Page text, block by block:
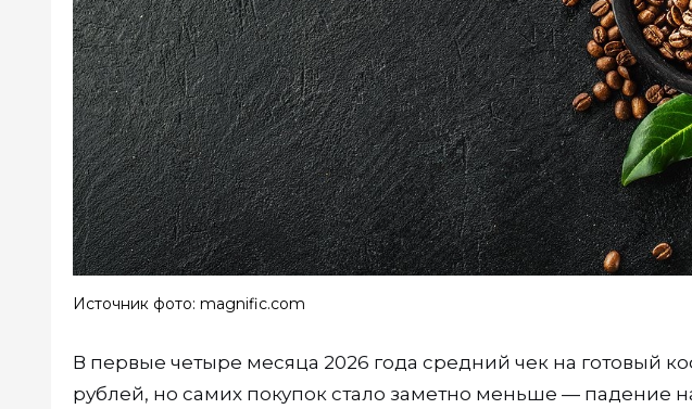
Источник фото: magnific.com
В первые четыре месяца 2026 года средний чек на готовый
рублей, но самих покупок стало заметно меньше — падение